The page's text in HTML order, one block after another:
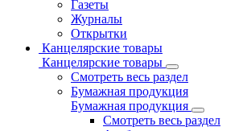
Газеты
Журналы
Открытки
Канцелярские товары
Канцелярские товары
Смотреть весь раздел
Бумажная продукция
Бумажная продукция
Смотреть весь раздел